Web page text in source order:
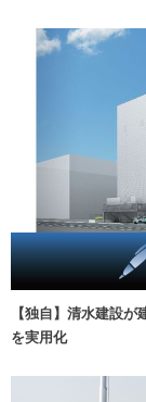
【独自】清水建設
を実用化